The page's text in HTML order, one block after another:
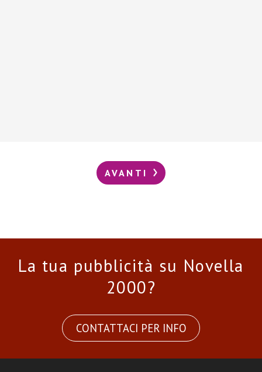
AVANTI
La tua pubblicità su Novella
2000?
CONTATTACI PER INFO